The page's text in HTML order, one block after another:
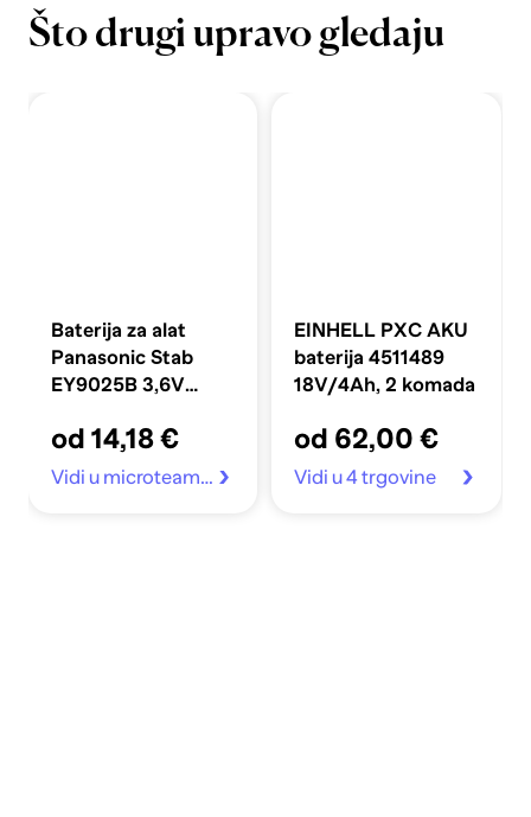
Što drugi upravo gledaju
Baterija za alat
Panasonic Stab
EY9025B 3,6V
od 14,18 €
Vidi u microteam.hr
EINHELL PXC AKU
baterija 4511489
18V/4Ah, 2 komada
od 62,00 €
Vidi u 4 trgovine